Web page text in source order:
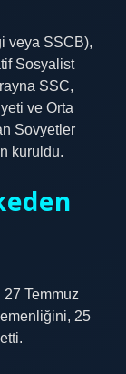
veya SSCB),
Sosyalist
SSC,
ve Orta
Sovyetler
kuruldu.
27 Temmuz
25